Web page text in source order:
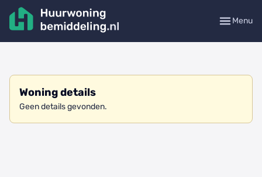
Menu
Woning details
Geen details gevonden.